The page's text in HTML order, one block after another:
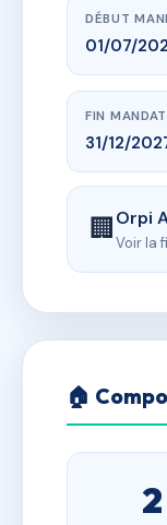
DÉBUT
01/07/
FIN MANDAT
31/12/
🏢Orpi
Voir la
🏠
2